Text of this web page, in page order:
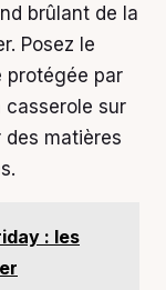
brûlant de la
Posez le
protégée par
casserole sur
matières
: les